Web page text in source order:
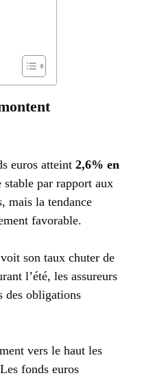
euros atteint 2,6% en
stable par rapport aux
mais la tendance
favorable.
voit son taux chuter de
l’été, les assureurs
des obligations
vers le haut les
fonds euros